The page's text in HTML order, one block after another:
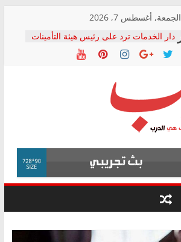
الجمعة, أغسطس 7, 2026
دار الخدمات ترد على رئيس هيئة التأمينات
بعد مؤتمره الصحفي: إنكار الأزمة لا ينهي
معاناة أصحاب المعاشات.. ونطالب بكشف
فرحات سليمان يكتب: القطاع الصحي إلى
أين؟
حزب التحالف الشعبي يطلق لجنة “الحق
في الصحة” بالإسكندرية لرصد الانتهاكات
ودعم المرضى
الوزاري لمدينة الصحفيين.. وانتهاء أعمال
إنشاء المبنى الإداري
المجلس القومي لحقوق الإنسان يعلن
متابعة قضية الدكتور محمد زهران.. ويؤكد:
قرينة البراءة وضمانات المحاكمة العادلة